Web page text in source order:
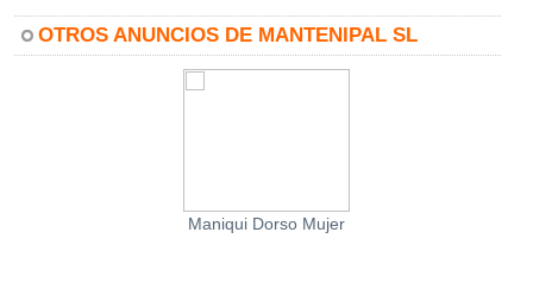
OTROS ANUNCIOS DE MANTENIPAL SL
Maniqui Dorso Mujer